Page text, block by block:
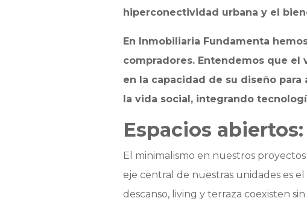
hiperconectividad urbana y el
En Inmobiliaria Fundamenta
compradores. Entendemos que
en la capacidad de su diseño
la vida social, integrando
Espacios
El minimalismo en nuestros
eje central de nuestras unidades es
descanso, living y terraza coexisten